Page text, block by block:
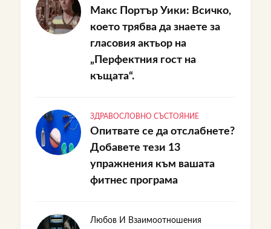
Макс Портър Уики: Всичко,
което трябва да знаете за
гласовия актьор на
„Перфектния гост на
къщата“.
ЗДРАВОСЛОВНО СЪСТОЯНИЕ
Опитвате се да отслабнете?
Добавете тези 13
упражнения към вашата
фитнес програма
Любов И Взаимоотношения